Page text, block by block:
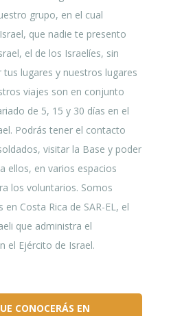
grupo, en el cual
que nadie te presento
el de los Israelíes, sin
tus lugares y nuestros lugares
viajes son en conjunto
de 5, 15 y 30 días en el
Podrás tener el contacto
visitar la Base y poder
ellos, en varios espacios
los voluntarios. Somos
en Costa Rica de SAR-EL, el
que administra el
el Ejército de Israel.
CONOCERÁS EN